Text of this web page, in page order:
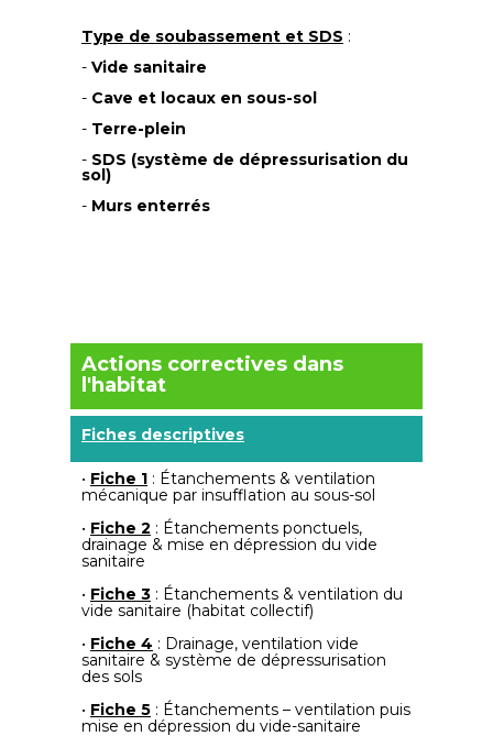
Type de soubassement et SDS :
- Vide sanitaire
- Cave et locaux en sous-sol
- Terre-plein
- SDS (système de dépressurisation du
sol)
- Murs enterrés
Actions correctives dans
l'habitat
Fiches descriptives
• Fiche 1 : Étanchements & ventilation
mécanique par insufflation au sous-sol
• Fiche 2 : Étanchements ponctuels,
drainage & mise en dépression du vide
sanitaire
• Fiche 3 : Étanchements & ventilation du
vide sanitaire (habitat collectif)
• Fiche 4 : Drainage, ventilation vide
sanitaire & système de dépressurisation
des sols
• Fiche 5 : Étanchements – ventilation puis
mise en dépression du vide-sanitaire